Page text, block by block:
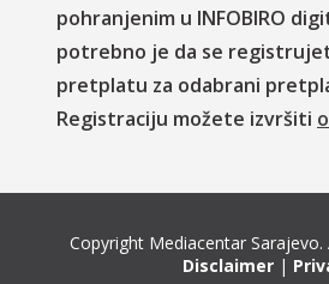
pohranjenim u INFOBIRO
potrebno je da se
pretplatu za odabrani
Registraciju možete izvršiti
Copyright Mediacentar Sarajevo.
Disclaimer |